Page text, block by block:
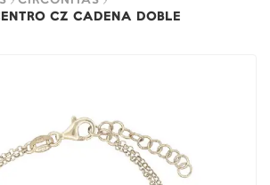
CZ CADENA DOBLE